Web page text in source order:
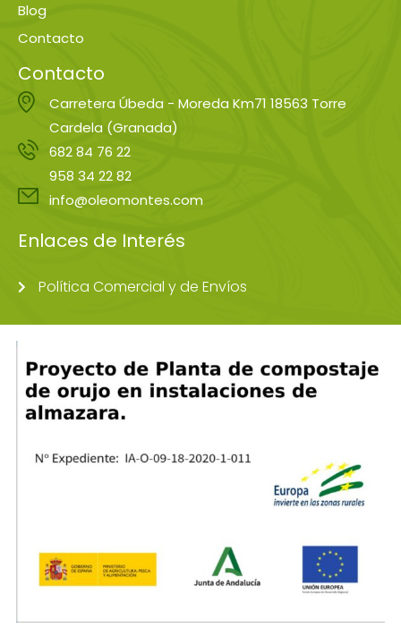
Blog
Contacto
Contacto
Carretera Úbeda - Moreda Km71 18563 Torre
Cardela (Granada)
682 84 76 22
958 34 22 82
info@oleomontes.com
Enlaces de Interés
Política Comercial y de Envíos